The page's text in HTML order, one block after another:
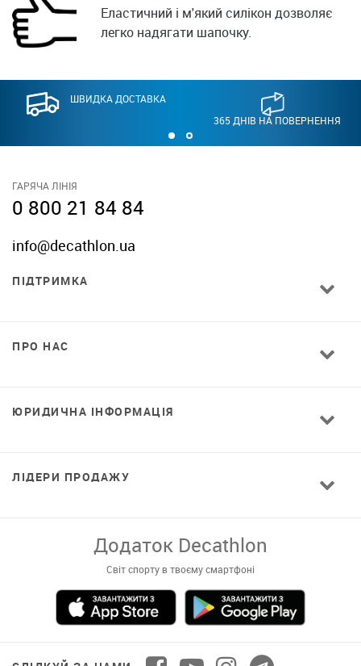
Еластичний і м'який силікон дозволяє
легко надягати шапочку.
ШВИДКА ДОСТАВКА
365 ДНІВ НА ПОВЕРНЕННЯ
ГАРЯЧА ЛІНІЯ
0 800 21 84 84
info@decathlon.ua
ПІДТРИМКА
ПРО НАС
ЮРИДИЧНА ІНФОРМАЦІЯ
ЛІДЕРИ ПРОДАЖУ
Додаток Decathlon
Світ спорту в твоєму смартфоні